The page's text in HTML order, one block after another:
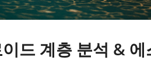
드 계층 분석 &